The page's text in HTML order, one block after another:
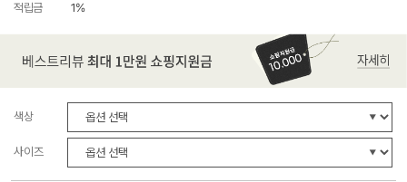
적립금 1%
색상
사이즈